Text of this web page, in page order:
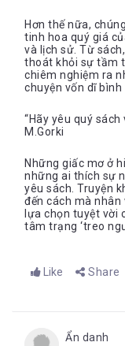
Hơn thế nữa,
tinh hoa quý giá
và lịch sử. Từ
thoát khỏi sự tầm
chiêm nghiệm ra
chuyện vốn dĩ bình
“Hãy yêu quý
M.Gorki
Những giấc mơ ở
những ai thích sự
yêu sách. Truyện
đến cách mà
lựa chọn tuyệt vời
tâm trạng ‘treo
Like Share
Ẩn danh